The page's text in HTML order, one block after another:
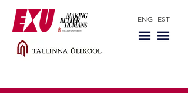
ENG EST